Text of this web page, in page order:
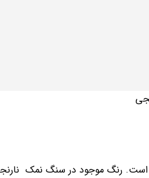
است. رنگ موجود در سنگ نمک